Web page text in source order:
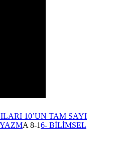
10’UN TAM SAYI
A 8-16- BİLİMSEL